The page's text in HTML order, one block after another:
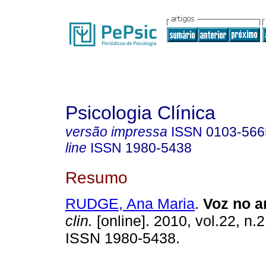
Psicologia Clínica
versão impressa ISSN 0103-
line ISSN 1980-5438
Resumo
RUDGE, Ana Maria. Voz no
clin. [online]. 2010, vol.22,
ISSN 1980-5438.